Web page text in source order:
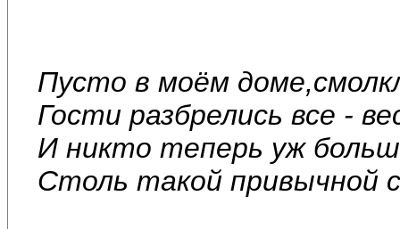
Пусто в моём
Гости разбрелись все -
И никто теперь уж
Столь такой привычной